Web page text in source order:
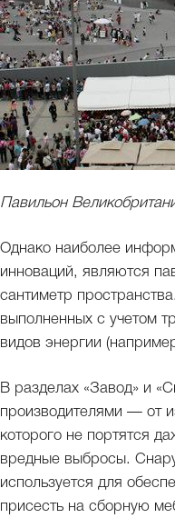
Павильон
Однако наиболее
инноваций, являются
сантиметр
выполненных с учетом
видов энергии
В разделах «Завод» и
производителями — от
которого не портятся
вредные выбросы.
используется для
присесть на сборную